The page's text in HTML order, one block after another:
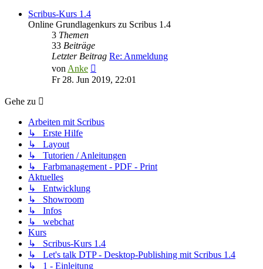
Scribus-Kurs 1.4
Online Grundlagenkurs zu Scribus 1.4
3 Themen
33 Beiträge
Letzter Beitrag Re: Anmeldung
von Anke
Beitrag
Fr 28. Jun 2019, 22:01
Gehe zu
Arbeiten mit Scribus
↳ Erste Hilfe
↳ Layout
↳ Tutorien / Anleitungen
↳ Farbmanagement - PDF - Print
Aktuelles
↳ Entwicklung
↳ Showroom
↳ Infos
↳ webchat
Kurs
↳ Scribus-Kurs 1.4
↳ Let's talk DTP - Desktop-Publishing mit Scribus 1.4
↳ 1 - Einleitung